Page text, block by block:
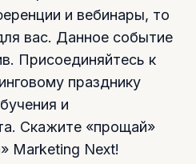
и вебинары, то
вас. Данное событие
Присоединяйтесь к
празднику
и
Скажите «прощай»
Marketing Next!